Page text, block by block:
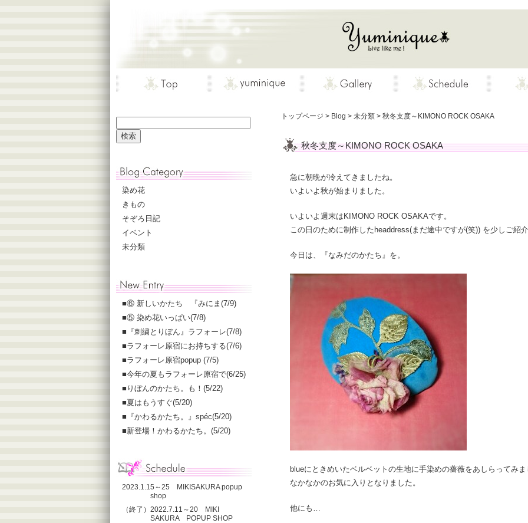
トップページ > Blog > 未分類 > 秋冬支度～KIMONO ROCK OSAKA
秋冬支度～KIMONO ROCK OSAKA
急に朝晩が冷えてきましたね。
いよいよ秋が始まりました。
いよいよ週末はKIMONO ROCK OSAKAです。
この日のために制作したheaddress(まだ途中ですが(笑)) を少しご紹
今日は、『なみだのかたち』を。
blueにときめいたベルベットの生地に手染めの薔薇をあしらってみ
なかなかのお気に入りとなりました。
他にも…
染め花
きもの
そぞろ日記
イベント
未分類
■⑥ 新しいかたち 『みにま(7/9)
■⑤ 染め花いっぱい(7/8)
■ 『刺繍とりぼん』ラフォーレ(7/8)
■ラフォーレ原宿にお持ちする(7/6)
■ラフォーレ原宿popup (7/5)
■今年の夏もラフォーレ原宿で(6/25)
■ りぼんのかたち。も！(5/22)
■夏はもうすぐ(5/20)
■ 『かわるかたち。』spéc(5/20)
■新登場！かわるかたち。(5/20)
2023.1.15～25 MIKISAKURA popup
shop
（終了）2022.7.11～20 MIKI
SAKURA POPUP SHOP